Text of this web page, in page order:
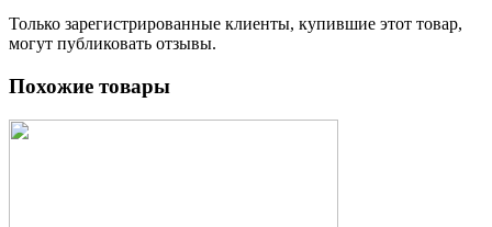
Только зарегистрированные клиенты, купившие этот товар,
могут публиковать отзывы.
Похожие товары